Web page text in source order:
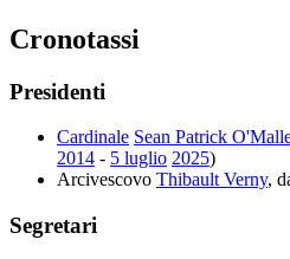
Cronotassi
Presidenti
Cardinale Sean Patrick
2014 - 5 luglio 2025)
Arcivescovo Thibault Verny,
Segretari